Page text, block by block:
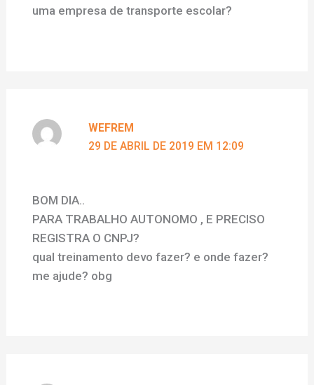
uma empresa de transporte escolar?
WEFREM
29 DE ABRIL DE 2019 EM 12:09
BOM DIA..
PARA TRABALHO AUTONOMO , E PRECISO
REGISTRA O CNPJ?
qual treinamento devo fazer? e onde fazer?
me ajude? obg